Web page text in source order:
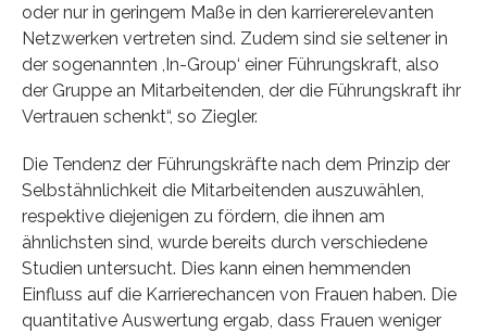
oder nur in geringem Maße in den karriererelevanten
Netzwerken vertreten sind. Zudem sind sie seltener in
der sogenannten ,In-Group‘ einer Führungskraft, also
der Gruppe an Mitarbeitenden, der die Führungskraft ihr
Vertrauen schenkt“, so Ziegler.
Die Tendenz der Führungskräfte nach dem Prinzip der
Selbstähnlichkeit die Mitarbeitenden auszuwählen,
respektive diejenigen zu fördern, die ihnen am
ähnlichsten sind, wurde bereits durch verschiedene
Studien untersucht. Dies kann einen hemmenden
Einfluss auf die Karrierechancen von Frauen haben. Die
quantitative Auswertung ergab, dass Frauen weniger